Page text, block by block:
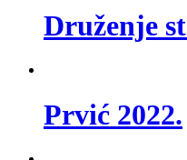
Druženje
Prvić 2022.